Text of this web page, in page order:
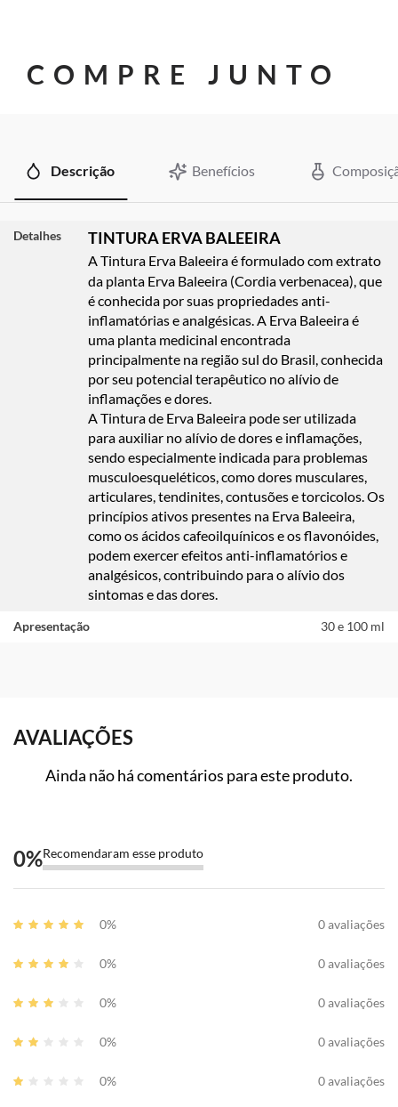
COMPRE JUNTO
Descrição Benefícios
Detalhes TINTURA ERVA BALEEIRA
A Tintura Erva Baleeira é formulado com extrato
da planta Erva Baleeira (Cordia verbenacea), que
é conhecida por suas propriedades anti-
inflamatórias e analgésicas. A Erva Baleeira é
uma planta medicinal encontrada
principalmente na região sul do Brasil, conhecida
por seu potencial terapêutico no alívio de
inflamações e dores.
A Tintura de Erva Baleeira pode ser utilizada
para auxiliar no alívio de dores e inflamações,
sendo especialmente indicada para problemas
musculoesqueléticos, como dores musculares,
articulares, tendinites, contusões e torcicolos. Os
princípios ativos presentes na Erva Baleeira,
como os ácidos cafeoilquínicos e os flavonóides,
podem exercer efeitos anti-inflamatórios e
analgésicos, contribuindo para o alívio dos
sintomas e das dores.
Apresentação 30 e 100 ml
AVALIAÇÕES
Ainda não há comentários para este produto.
0%Recomendaram esse produto
0% 0 avaliações
0% 0 avaliações
0% 0 avaliações
0% 0 avaliações
0% 0 avaliações